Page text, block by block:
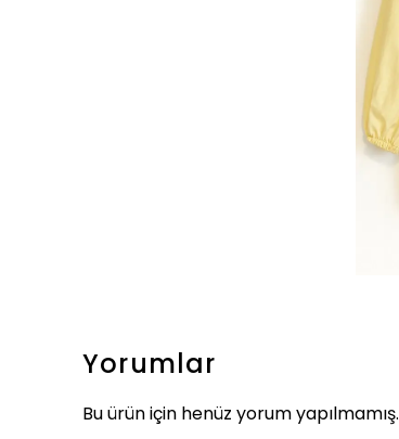
Yorumlar
Bu ürün için henüz yorum yapılmamış.